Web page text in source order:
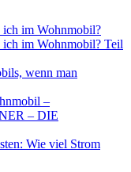
ich im Wohnmobil?
ich im Wohnmobil? Teil
wenn man
–
– DIE
Wie viel Strom